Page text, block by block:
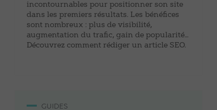
incontournables pour positionner son site
dans les premiers résultats. Les bénéfices
sont nombreux : plus de visibilité,
augmentation du trafic, gain de popularité…
Découvrez comment rédiger un article SEO.
GUIDES